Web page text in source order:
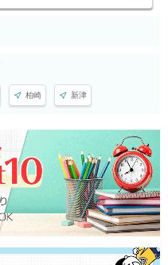
柏崎 新津